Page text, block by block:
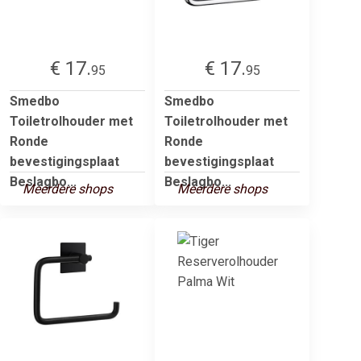
€ 17.95
Smedbo
Toiletrolhouder met
Ronde
bevestigingsplaat
Beslagbo...
Meerdere shops
€ 17.95
Smedbo
Toiletrolhouder met
Ronde
bevestigingsplaat
Beslagbo...
Meerdere shops